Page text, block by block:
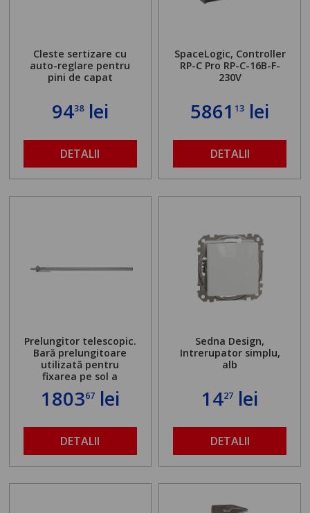
Cleste sertizare cu
auto-reglare pentru
pini de capat
9438lei
DETALII
SpaceLogic, Controller
RP-C Pro RP-C-16B-F-
230V
586113 lei
DETALII
Prelungitor telescopic.
Bară prelungitoare
utilizată pentru
fixarea pe sol a
standului mașinii de
găurit în locul
maximă admisă de 500
kg și înălțime reglabilă
de la 1,8 la 2,9 m
180367lei
DETALII
Sedna Design,
Intrerupator simplu,
alb
1427 lei
DETALII